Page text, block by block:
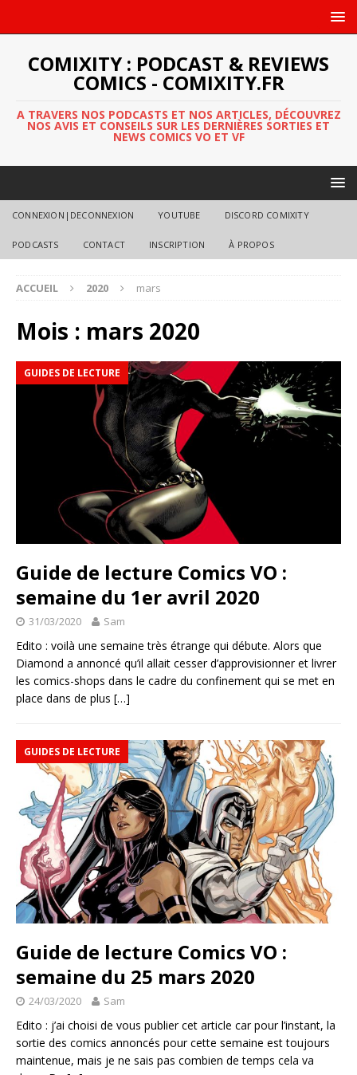
COMIXITY : PODCAST & REVIEWS
COMICS - COMIXITY.FR
A TRAVERS NOS PODCASTS ET NOS ARTICLES, DÉCOUVREZ
NOS AVIS ET CONSEILS SUR LES DERNIÈRES SORTIES ET
NEWS COMICS VO ET VF
CONNEXION|DECONNEXION YOUTUBE DISCORD COMIXITY
PODCASTS CONTACT INSCRIPTION À PROPOS
ACCUEIL 2020 mars
Mois : mars 2020
GUIDES DE LECTURE
Guide de lecture Comics VO :
semaine du 1er avril 2020
31/03/2020 Sam
Edito : voilà une semaine très étrange qui débute. Alors que
Diamond a annoncé qu’il allait cesser d’approvisionner et livrer
les comics-shops dans le cadre du confinement qui se met en
place dans de plus […]
GUIDES DE LECTURE
Guide de lecture Comics VO :
semaine du 25 mars 2020
24/03/2020 Sam
Edito : j’ai choisi de vous publier cet article car pour l’instant, la
sortie des comics annoncés pour cette semaine est toujours
maintenue, mais je ne sais pas combien de temps cela va